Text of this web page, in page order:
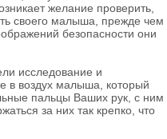
желание проверить,
своего малыша, прежде чем
безопасности они
исследование и
в воздух малыша, который
пальцы Ваших рук, с ним
за них так крепко, что